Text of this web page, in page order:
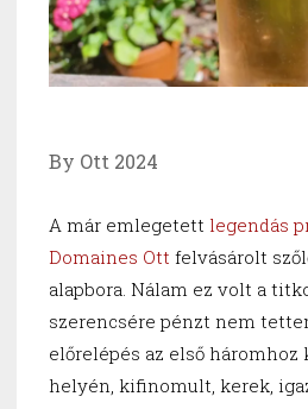
By Ott 2024
A már emlegetett legendás
Domaines Ott felvásárolt
alapbora. Nálam ez volt a
szerencsére pénzt nem
előrelépés az első háromhoz
helyén, kifinomult, kerek,